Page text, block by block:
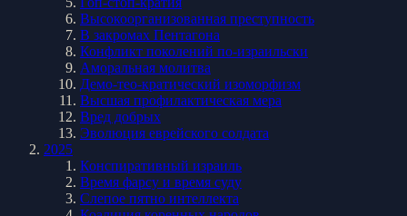
Высокоорганизованная преступность
В закромах Пентагона
Конфликт поколений по-израильски
Аморальная молитва
Демо-тео-кратический изоморфизм
Высшая профилактическая мера
Вред добрых
Эволюция еврейского солдата
2025
Конспиративный израиль
Время фарсу и время суду
Слепое пятно интеллекта